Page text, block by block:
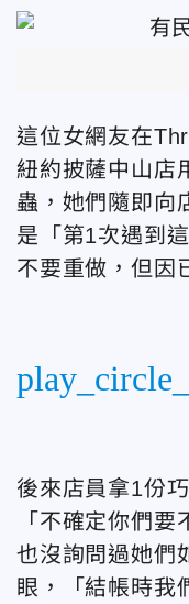
這位女網友在
紐約披薩中山店
蟲，她們隨即向
是「第1次遇到
不要重做，但因
後來店員拿1份
「不確定你們要
也沒詢問過她們
眼，「結帳時我